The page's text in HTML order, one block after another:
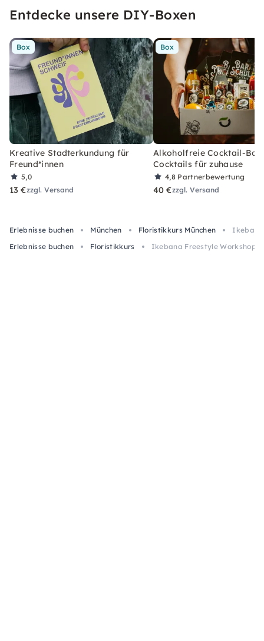
Entdecke unsere DIY-Boxen
Box
Kreative Stadterkundung für
Freund*innen
5,0
13 €zzgl. Versand
Box
Alkoholfreie Cocktail-Box
Cocktails für zuhause
4,8 Partnerbewertung
40 €zzgl. Versand
Erlebnisse buchen München Floristikkurs München
Ikebana
Erlebnisse buchen
Floristikkurs Ikebana Freestyle Workshop